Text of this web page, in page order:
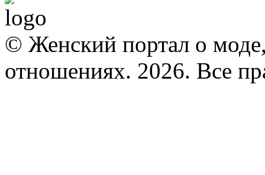
© Женский портал о
отношениях. 2026. Все